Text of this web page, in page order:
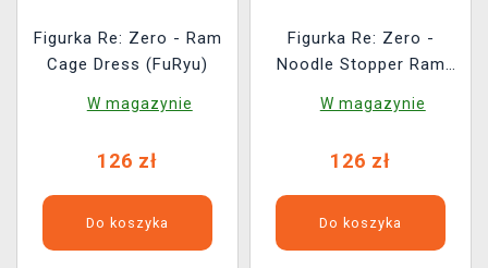
Figurka Re: Zero - Ram
Cage Dress (FuRyu)
W magazynie
126 zł
Do koszyka
Figurka Re: Zero -
Noodle Stopper Ram
Color Ver. Dress
W magazynie
126 zł
Do koszyka